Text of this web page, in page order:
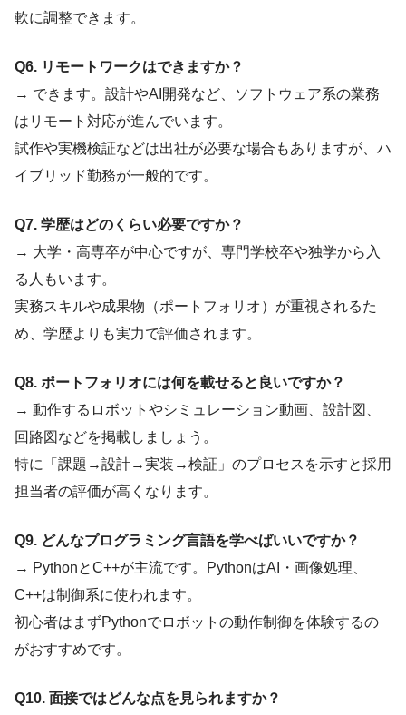
軟に調整できます。
Q6. リモートワークはできますか？
→ できます。設計やAI開発など、ソフトウェア系の業務
はリモート対応が進んでいます。
試作や実機検証などは出社が必要な場合もありますが、ハ
イブリッド勤務が一般的です。
Q7. 学歴はどのくらい必要ですか？
→ 大学・高専卒が中心ですが、専門学校卒や独学から入
る人もいます。
実務スキルや成果物（ポートフォリオ）が重視されるた
め、学歴よりも実力で評価されます。
Q8. ポートフォリオには何を載せると良いですか？
→ 動作するロボットやシミュレーション動画、設計図、
回路図などを掲載しましょう。
特に「課題→設計→実装→検証」のプロセスを示すと採用
担当者の評価が高くなります。
Q9. どんなプログラミング言語を学べばいいですか？
→ PythonとC++が主流です。PythonはAI・画像処理、
C++は制御系に使われます。
初心者はまずPythonでロボットの動作制御を体験するの
がおすすめです。
Q10. 面接ではどんな点を見られますか？